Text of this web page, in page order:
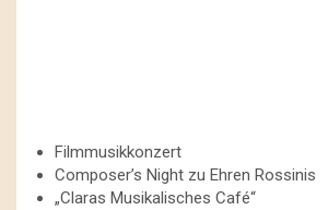
Filmmusikkonzert
Composer’s Night zu Ehren Rossinis
„Claras Musikalisches Café“